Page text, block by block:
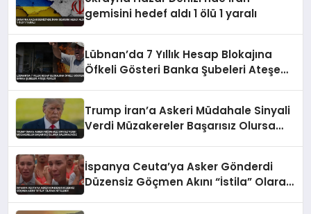
gemisini hedef aldı 1 ölü 1 yaralı
Lübnan’da 7 Yıllık Hesap Blokajına
Öfkeli Gösteri Banka Şubeleri Ateşe
Trump İran’a Askeri Müdahale Sinyali
Verdi Müzakereler Başarısız Olursa
İspanya Ceuta’ya Asker Gönderdi
Düzensiz Göçmen Akını “İstila” Olarak